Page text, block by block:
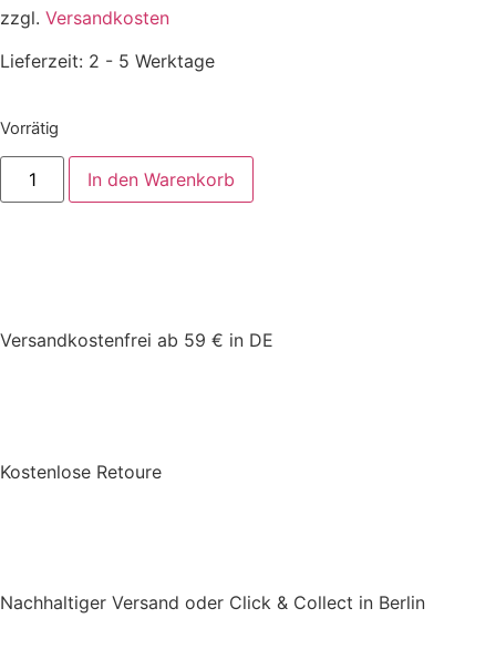
zzgl. Versandkosten
Lieferzeit: 2 - 5 Werktage
Vorrätig
In den Warenkorb
Versandkostenfrei ab 59 € in DE
Kostenlose Retoure
Nachhaltiger Versand oder Click & Collect in Berlin